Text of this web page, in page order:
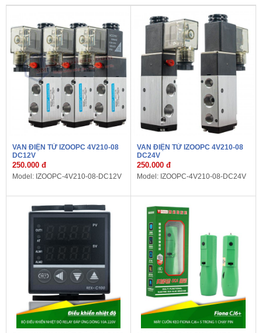
VAN ĐIỆN TỪ IZOOPC 4V210-08
DC12V
250.000 đ
Model: IZOOPC-4V210-08-DC12V
VAN ĐIỆN TỪ IZOOPC 4V210-08
DC24V
250.000 đ
Model: IZOOPC-4V210-08-DC24V